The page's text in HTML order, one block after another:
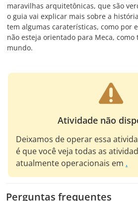
maravilhas arquitetônicas, que são
o guia vai explicar mais sobre a
tem algumas caraterísticas, como por
não esteja orientado para Meca,
mundo.
Atividade não
Deixamos de operar essa
é que você veja todas as
atualmente operacionais em .
Perguntas frequentes